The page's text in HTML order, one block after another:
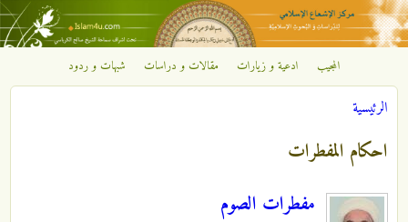
تجاوز إلى المحتوى الرئيسي
مركز
الإشعاع
الإسلامي
المجيب ادعية و زيارات مقالات و دراسات شبهات و ردود
أنت هنا
الرئيسية
احكام المفطرات
مفطرات الصوم